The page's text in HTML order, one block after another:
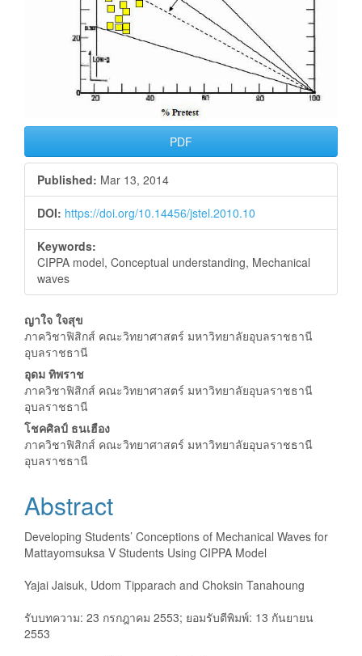
PDF
Published: Mar 13, 2014
DOI: https://doi.org/10.14456/jstel.2010.10
Keywords:
CIPPA model, Conceptual understanding, Mechanical
waves
Main
Article
Content
ญาใจ ใจสุข
ภาควิชาฟิสิกส์ คณะวิทยาศาสตร์ มหาวิทยาลัยอุบลราชธานี
อุบลราชธานี
อุดม ทิพราช
ภาควิชาฟิสิกส์ คณะวิทยาศาสตร์ มหาวิทยาลัยอุบลราชธานี
อุบลราชธานี
โชคศิลป์ ธนเฮือง
ภาควิชาฟิสิกส์ คณะวิทยาศาสตร์ มหาวิทยาลัยอุบลราชธานี
อุบลราชธานี
Abstract
Developing Students’ Conceptions of Mechanical Waves for
Mattayomsuksa V Students Using CIPPA Model
Yajai Jaisuk, Udom Tipparach and Choksin Tanahoung
รับบทความ: 23 กรกฎาคม 2553; ยอมรับตีพิมพ์: 13 กันยายน
2553